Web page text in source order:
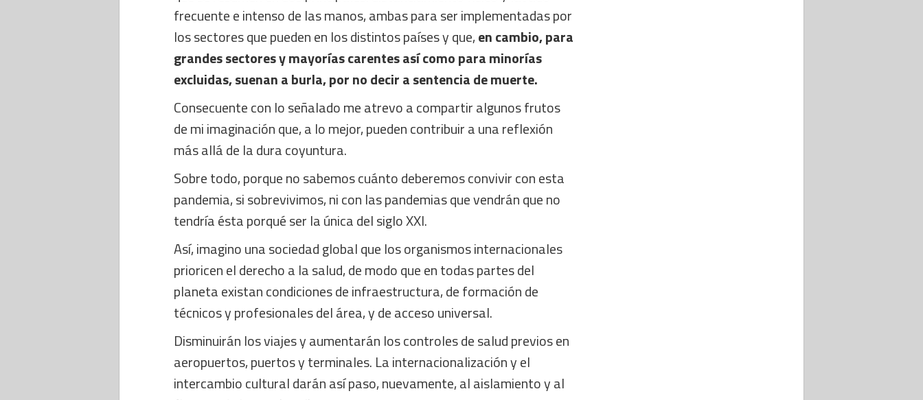
frecuente e intenso de las manos, ambas para ser implementadas por
los sectores que pueden en los distintos países y que,en cambio, para
grandes sectores y mayorías carentes así como para minorías
excluidas, suenan a burla, por no decir a sentencia de muerte.
Consecuente con lo señalado me atrevo a compartir algunos frutos
de mi imaginación que, a lo mejor, pueden contribuir a una reflexión
más allá de la dura coyuntura.
Sobre todo, porque no sabemos cuánto deberemos convivir con esta
pandemia, si sobrevivimos, ni con las pandemias que vendrán que no
tendría ésta porqué ser la única del siglo XXI.
Así, imagino una sociedad global que los organismos internacionales
prioricen el derecho a la salud, de modo que en todas partes del
planeta existan condiciones de infraestructura, de formación de
técnicos y profesionales del área, y de acceso universal.
Disminuirán los viajes y aumentarán los controles de salud previos en
aeropuertos, puertos y terminales. La internacionalización y el
intercambio cultural darán así paso, nuevamente, al aislamiento y al